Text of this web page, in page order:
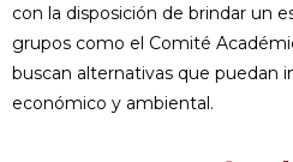
con la disposición de brindar un
grupos como el Comité
buscan alternativas que puedan
económico y ambiental.